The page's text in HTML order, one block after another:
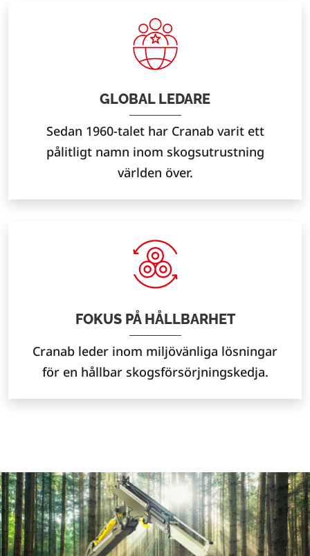
GLOBAL LEDARE
Sedan 1960-talet har Cranab varit ett
pålitligt namn inom skogsutrustning
världen över.
FOKUS PÅ HÅLLBARHET
Cranab leder inom miljövänliga lösningar
för en hållbar skogsförsörjningskedja.